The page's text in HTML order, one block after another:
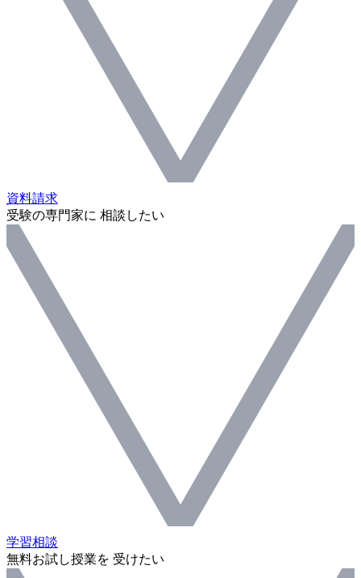
資料請求
受験の専門家に 相談したい
学習相談
無料お試し授業を 受けたい